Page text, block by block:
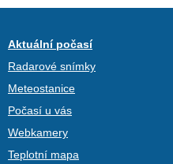
Aktuální počasí
Radarové snímky
Meteostanice
Počasí u vás
Webkamery
Teplotní mapa